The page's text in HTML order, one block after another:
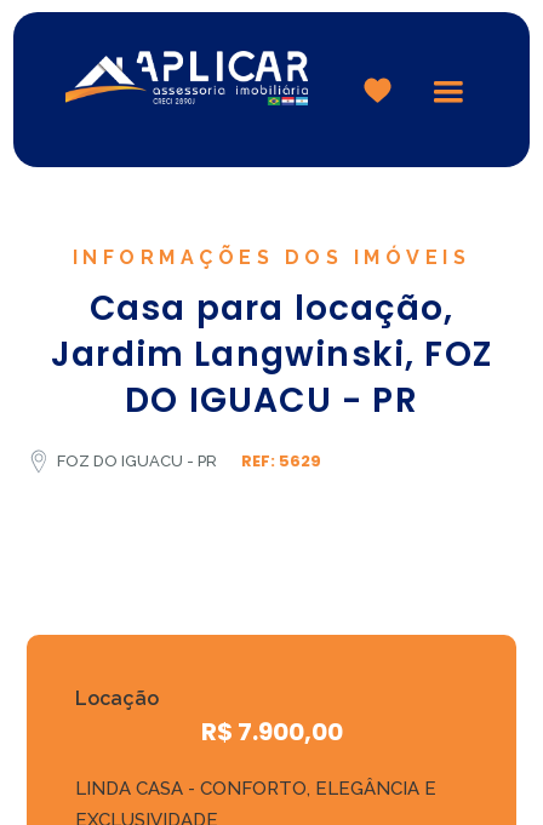
INFORMAÇÕES DOS IMÓVEIS
Casa para locação,
Jardim Langwinski, FOZ
DO IGUACU - PR
FOZ DO IGUACU - PR REF: 5629
Locação
R$ 7.900,00
LINDA CASA - CONFORTO, ELEGÂNCIA E
EXCLUSIVIDADE